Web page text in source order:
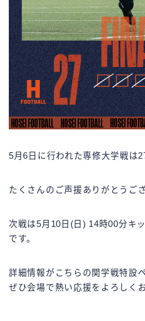
5月6日に行われた専修大学戦は
たくさんのご声援ありがとうご
次戦は5月10日(日) 14時00分キ
です。
詳細情報がこちらの関学戦特設
ぜひ会場で熱い応援をよろしく